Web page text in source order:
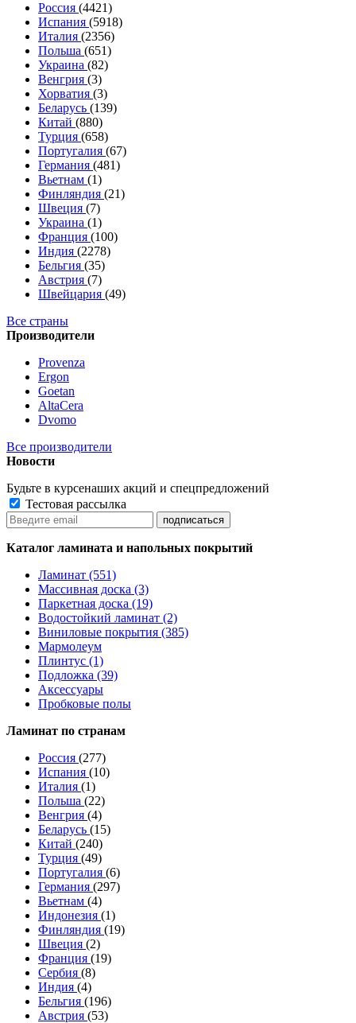
Россия (4421)
Испания (5918)
Италия (2356)
Польша (651)
Украина (82)
Венгрия (3)
Хорватия (3)
Беларусь (139)
Китай (880)
Турция (658)
Португалия (67)
Германия (481)
Вьетнам (1)
Финляндия (21)
Швеция (7)
Украина (1)
Франция (100)
Индия (2278)
Бельгия (35)
Австрия (7)
Швейцария (49)
Все страны
Производители
Provenza
Ergon
Goetan
AltaСera
Dvomo
Все производители
Новости
Будьте в курсенаших акций и спецпредложений
Тестовая рассылка
Каталог ламината и напольных покрытий
Ламинат (551)
Массивная доска (3)
Паркетная доска (19)
Водостойкий ламинат (2)
Виниловые покрытия (385)
Мармолеум
Плинтус (1)
Подложка (39)
Аксессуары
Пробковые полы
Ламинат по странам
Россия (277)
Испания (10)
Италия (1)
Польша (22)
Венгрия (4)
Беларусь (15)
Китай (240)
Турция (49)
Португалия (6)
Германия (297)
Вьетнам (4)
Индонезия (1)
Финляндия (19)
Швеция (2)
Франция (19)
Сербия (8)
Индия (4)
Бельгия (196)
Австрия (53)